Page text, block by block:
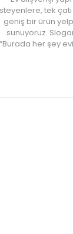
tek çatı
geniş bir ürün
sunuyoruz.
“Burada her şey